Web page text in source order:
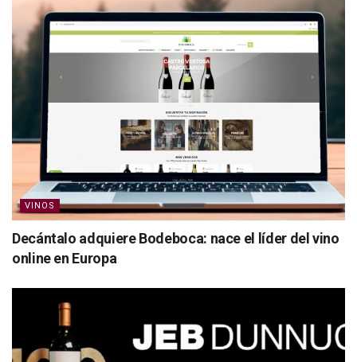
VINOS
Decántalo adquiere Bodeboca: nace el líder del vino
online en Europa